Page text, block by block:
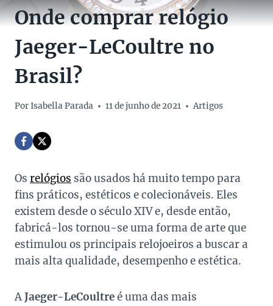
Onde comprar relógio
Jaeger-LeCoultre no
Brasil?
PorIsabella Parada 11 de junho de 2021 Artigos
Os relógios são usados ​​há muito tempo para
fins práticos, estéticos e colecionáveis. Eles
existem desde o século XIV e, desde então,
fabricá-los tornou-se uma forma de arte que
estimulou os principais relojoeiros a buscar a
mais alta qualidade, desempenho e estética.
AJaeger-LeCoultreé uma das mais